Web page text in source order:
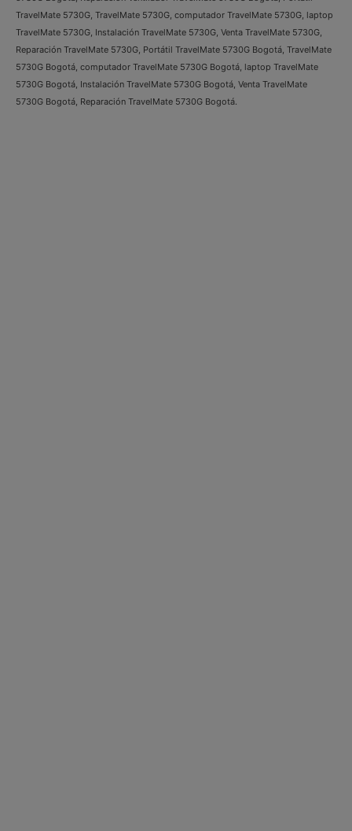
TravelMate 5730G, TravelMate 5730G, computador TravelMate 5730G, laptop
TravelMate 5730G, Instalación TravelMate 5730G, Venta TravelMate 5730G,
Reparación TravelMate 5730G, Portátil TravelMate 5730G Bogotá, TravelMate
5730G Bogotá, computador TravelMate 5730G Bogotá, laptop TravelMate
5730G Bogotá, Instalación TravelMate 5730G Bogotá, Venta TravelMate
5730G Bogotá, Reparación TravelMate 5730G Bogotá.